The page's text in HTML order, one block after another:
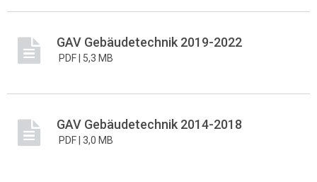
GAV Gebäudetechnik 2019-2022
PDF | 5,3 MB
GAV Gebäudetechnik 2014-2018
PDF | 3,0 MB